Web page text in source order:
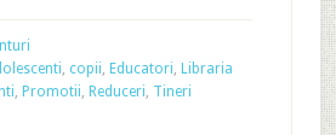
, copii, Educatori, Libraria
, Promotii, Reduceri, Tineri